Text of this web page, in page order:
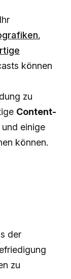
,
können
zu
Content-
einige
können.
der
zu